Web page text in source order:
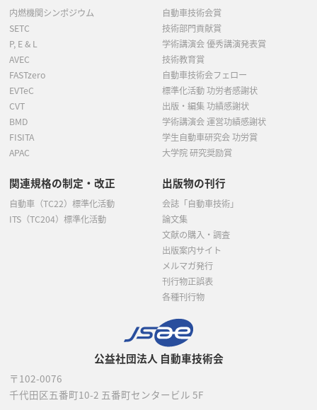
公益社団法人 自動車技術会
〒102-0076
千代田区五番町10-2 五番町センタービル 5F
内燃機関シンポジウム
SETC
P, E & L
AVEC
FASTzero
EVTeC
CVT
BMD
FISITA
APAC
自動車技術会賞
技術部門貢献賞
学術講演会 優秀講演発表賞
技術教育賞
自動車技術会フェロー
標準化活動 功労者感謝状
出版・編集 功績感謝状
学術講演会 運営功績感謝状
学生自動車研究会 功労賞
大学院 研究奨励賞
関連規格の制定・改正
自動車（TC22）標準化活動
ITS（TC204）標準化活動
出版物の刊行
会誌「自動車技術」
論文集
文献の購入・調査
出版案内サイト
メルマガ発行
刊行物正誤表
各種刊行物